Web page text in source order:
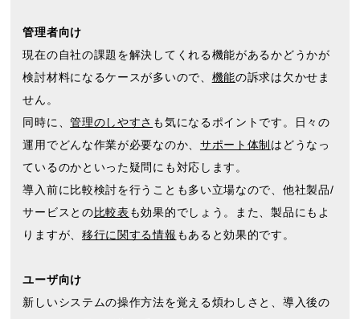
管理者向け
現在の自社の課題を解決してくれる機能があるかどうかが
検討材料になるケースが多いので、 機能の訴求は欠かせま
せん。
同時に、管理のしやすさ も気になるポイントです。日々の
運用でどんな作業が必要なのか、 サポート体制 はどうなっ
ているのかといった疑問にも対応します。
導入前に比較検討を行うことも多い立場なので、他社製品/
サービスとの比較表 も効果的でしょう。また、製品にもよ
りますが、 移行に関する情報 もあると効果的です。
ユーザ向け
新しいシステムの操作方法を覚える煩わしさと、導入後の